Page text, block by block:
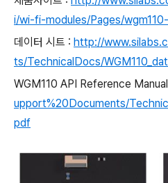
i/wi-fi-modules/Pages/
데이터 시트 : http://
ts/TechnicalDocs/
WGM110 API Reference
upport%20Documents/
pdf